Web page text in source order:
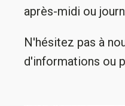
après-midi ou
N'hésitez pas à
d'informations ou